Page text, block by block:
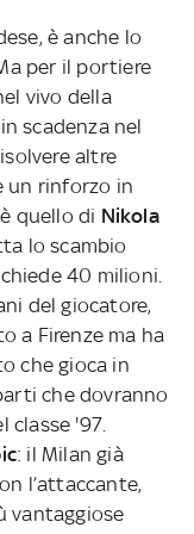
è anche lo
Ma per il portiere
vivo della
scadenza nel
altre
un rinforzo in
quello di Nikola
lo scambio
40 milioni.
del giocatore,
a Firenze ma ha
che gioca in
che dovranno
'97.
: il Milan già
l’attaccante,
vantaggiose